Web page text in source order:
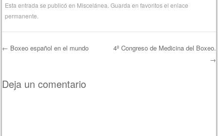
Esta entrada se publicó en Miscelánea . Guarda en favoritos elenlace
permanente
← Boxeo español en el mundo
4º Congreso de Medicina del Boxeo.
→
Deja un comentario